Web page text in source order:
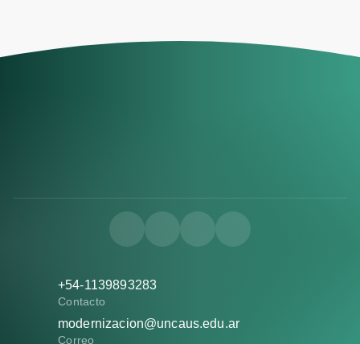
+54-1139893283
Contacto
modernizacion@uncaus.edu.ar
Correo